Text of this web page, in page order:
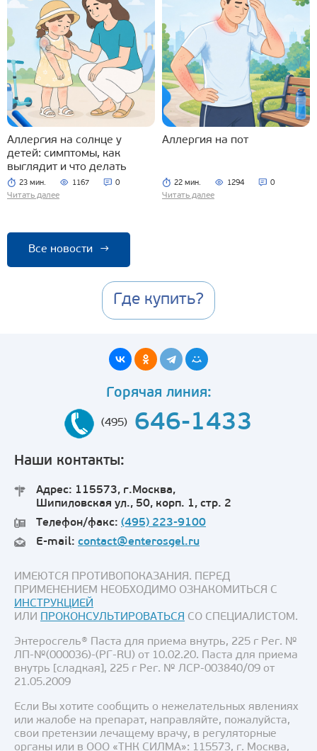
Аллергия на солнце у
детей: симптомы, как
выглядит и что делать
23 мин. 1167 0
Читать далее
Аллергия на пот
22 мин. 1294 0
Читать далее
Все новости →
Где купить?
Горячая линия:
(495) 646-1433
Наши контакты:
Адрес: 115573, г.Москва,
Шипиловская ул., 50, корп. 1, стр. 2
Телефон/факс: (495) 223-9100
E-mail: contact@enterosgel.ru
ИМЕЮТСЯ ПРОТИВОПОКАЗАНИЯ. ПЕРЕД
ПРИМЕНЕНИЕМ НЕОБХОДИМО ОЗНАКОМИТЬСЯ С
ИНСТРУКЦИЕЙ
ИЛИ
ПРОКОНСУЛЬТИРОВАТЬСЯ СО СПЕЦИАЛИСТОМ.
Энтеросгель® Паста для приема внутрь, 225 г Рег. №
ЛП-№(000036)-(РГ-RU) от 10.02.20. Паста для приема
внутрь [сладкая], 225 г Рег. № ЛСР-003840/09 от
21.05.2009
Если Вы хотите сообщить о нежелательных явлениях
или жалобе на препарат, направляйте, пожалуйста,
свои претензии лечащему врачу, в регуляторные
органы или в ООО «ТНК СИЛМА»: 115573, г. Москва,